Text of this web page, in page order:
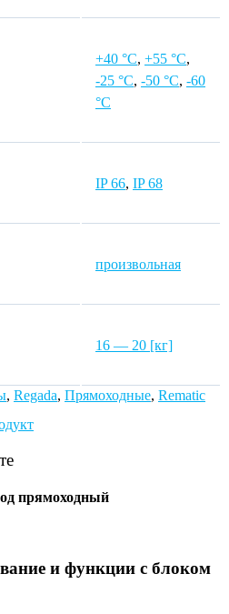
+40 °C, +55 °C,
-25 °C, -50 °C, -60
°C
IP 66, IP 68
произвольная
16 — 20 [кг]
, Regada, Прямоходные, Rematic
прямоходный
и функции с блоком